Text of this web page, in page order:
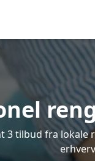
tilbud fra